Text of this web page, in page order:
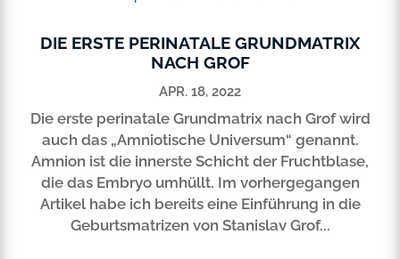
DIE ERSTE PERINATALE GRUNDMATRIX
NACH GROF
APR. 18, 2022
Die erste perinatale Grundmatrix nach Grof wird
auch das „Amniotische Universum“ genannt.
Amnion ist die innerste Schicht der Fruchtblase,
die das Embryo umhüllt. Im vorhergegangen
Artikel habe ich bereits eine Einführung in die
Geburtsmatrizen von Stanislav Grof...